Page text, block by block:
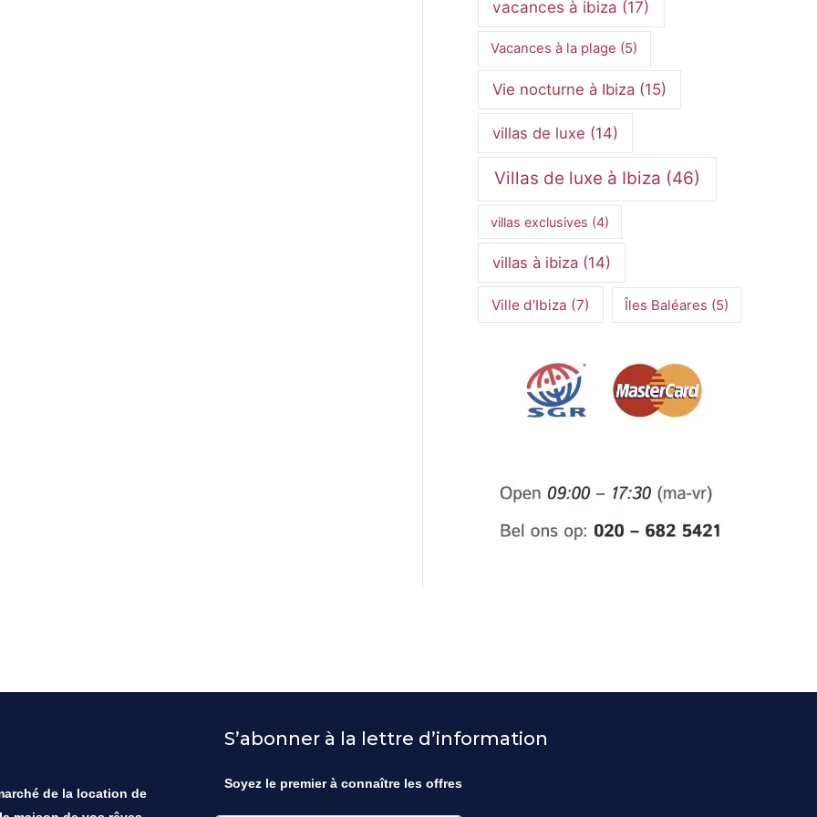
vacances à ibiza (17)
Vacances à la plage (5)
Vie nocturne à Ibiza (15)
villas de luxe (14)
Villas de luxe à Ibiza (46)
villas exclusives (4)
villas à ibiza (14)
Ville d'Ibiza (7) Îles Baléares (5)
de la location de
S’abonner à la lettre d’information
Soyez le premier à connaître les offres